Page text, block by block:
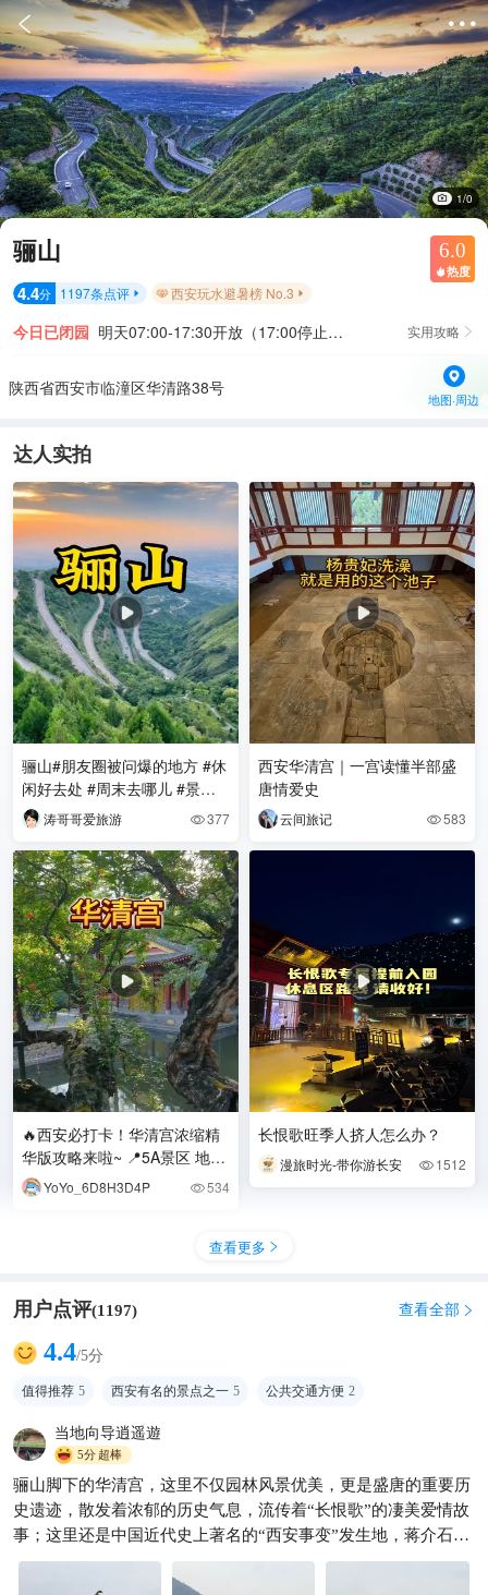
 
1/0
骊山 6.0
 热度
4.4分 1197条点评  西安玩水避暑榜 No.3 
今日已闭园 明天07:00-17:30开放（17:00停止售票，17:10停止入园） 实用攻略 
陕西省西安市临潼区华清路38号
地图·周边
达人实拍
骊山#朋友圈被问爆的地方 #休
闲好去处 #周末去哪儿 #景点
拍照指南 #情侣出游
涛哥哥爱旅游 377
🔥西安必打卡！华清宫浓缩精
华版攻略来啦~ 📍5A景区 地
址：陕西西安临潼区华清路38
号 （距市区约
YoYo_6D8H3D4P 534
🌆西安 4 天 3 晚超全攻略｜保
姆级指南，轻松玩转古城
西安华清宫｜一宫读懂半部盛
唐情爱史
云间旅记 583
长恨歌旺季人挤人怎么办？
漫旅时光-带你游长安  1512
查看更多 
用户点评(1197) 查看全部 
4.4/5分
值得推荐 5 西安有名的景点之一 5 公共交通方便 2
当地向导逍遥遊
5分超棒
骊山脚下的华清宫，这里不仅园林风景优美，更是盛唐的重要历
史遗迹，散发着浓郁的历史气息，流传着“长恨歌”的凄美爱情故
事；这里还是中国近代史上著名的“西安事变”发生地，蒋介石行
宫、山腰的“捉蒋亭”，见证着那个决定中华民族命运的重要时